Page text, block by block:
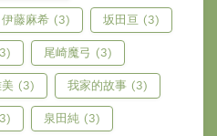
伊藤麻希 (3) 坂田亘 (3)
尾崎魔弓 (3)
(3) 我家的故事 (3)
泉田純 (3)